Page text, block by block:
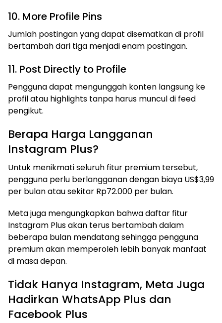
10. More Profile Pins
Jumlah postingan yang dapat disematkan di profil
bertambah dari tiga menjadi enam postingan.
11. Post Directly to Profile
Pengguna dapat mengunggah konten langsung ke
profil atau highlights tanpa harus muncul di feed
pengikut.
Berapa Harga Langganan
Instagram Plus?
Untuk menikmati seluruh fitur premium tersebut,
pengguna perlu berlangganan dengan biaya US$3,99
per bulan atau sekitar Rp72.000 per bulan.
Meta juga mengungkapkan bahwa daftar fitur
Instagram Plus akan terus bertambah dalam
beberapa bulan mendatang sehingga pengguna
premium akan memperoleh lebih banyak manfaat
di masa depan.
Tidak Hanya Instagram, Meta Juga
Hadirkan WhatsApp Plus dan
Facebook Plus